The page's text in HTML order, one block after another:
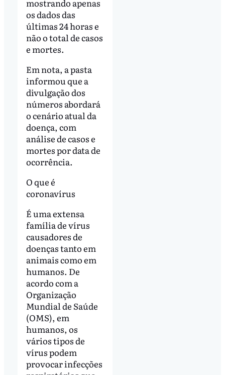
mostrando apenas
os dados das
últimas 24 horas e
não o total de casos
e mortes.
Em nota, a pasta
informou que a
divulgação dos
números abordará
o cenário atual da
doença, com
análise de casos e
mortes por data de
ocorrência.
O que é
coronavírus
É uma extensa
família de vírus
causadores de
doenças tanto em
animais como em
humanos. De
acordo com a
Organização
Mundial de Saúde
(OMS), em
humanos, os
vários tipos de
vírus podem
provocar infecções